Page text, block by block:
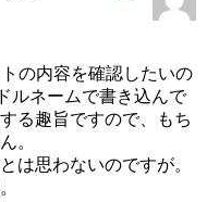
の内容を確認したいの
ルネームで書き込んで
る趣旨ですので、もち
。
は思わないのですが。